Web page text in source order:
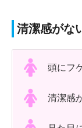
清潔感がな
頭にフ
清潔感